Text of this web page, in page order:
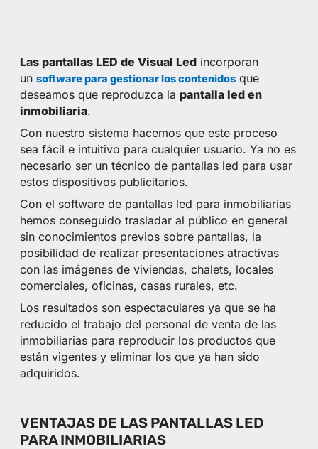
Las pantallas LED de Visual Led incorporan
unsoftware para gestionar los contenidos que
deseamos que reproduzca la pantalla led en
inmobiliaria.
Con nuestro sistema hacemos que este proceso
sea fácil e intuitivo para cualquier usuario. Ya no es
necesario ser un técnico de pantallas led para usar
estos dispositivos publicitarios.
Con el software de pantallas led para inmobiliarias
hemos conseguido trasladar al público en general
sin conocimientos previos sobre pantallas, la
posibilidad de realizar presentaciones atractivas
con las imágenes de viviendas, chalets, locales
comerciales, oficinas, casas rurales, etc.
Los resultados son espectaculares ya que se ha
reducido el trabajo del personal de venta de las
inmobiliarias para reproducir los productos que
están vigentes y eliminar los que ya han sido
adquiridos.
VENTAJAS DE LAS PANTALLAS LED
PARA INMOBILIARIAS